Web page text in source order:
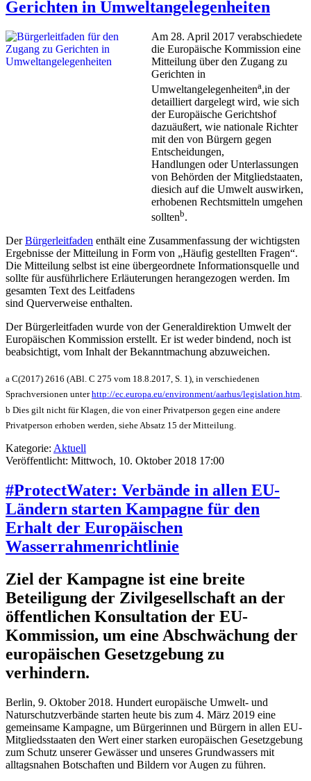
Gerichten in Umweltangelegenheiten
Am 28. April 2017 verabschiedete
die Europäische Kommission eine
Mitteilung über den Zugang zu
Gerichten in
Umweltangelegenheitena,in der
detailliert dargelegt wird, wie sich
der Europäische Gerichtshof
dazuäußert, wie nationale Richter
mit den von Bürgern gegen
Entscheidungen,
Handlungen oder Unterlassungen
von Behörden der Mitgliedstaaten,
diesich auf die Umwelt auswirken,
erhobenen Rechtsmitteln umgehen
solltenb.
DerBürgerleitfaden enthält eine Zusammenfassung der wichtigsten
Ergebnisse der Mitteilung in Form von „Häufig gestellten Fragen“.
Die Mitteilung selbst ist eine übergeordnete Informationsquelle und
sollte für ausführlichere Erläuterungen herangezogen werden. Im
gesamten Text des Leitfadens
sind Querverweise enthalten.
Der Bürgerleitfaden wurde von der Generaldirektion Umwelt der
Europäischen Kommission erstellt. Er ist weder bindend, noch ist
beabsichtigt, vom Inhalt der Bekanntmachung abzuweichen.
a C(2017) 2616 (ABl. C 275 vom 18.8.2017, S. 1), in verschiedenen
Sprachversionen unterhttp://ec.europa.eu/environment/aarhus/legislation.htm.
b Dies gilt nicht für Klagen, die von einer Privatperson gegen eine andere
Privatperson erhoben werden, siehe Absatz 15 der Mitteilung.
Kategorie: Aktuell
Veröffentlicht: Mittwoch, 10. Oktober 2018 17:00
#ProtectWater: Verbände in allen EU-
Ländern starten Kampagne für den
Erhalt der Europäischen
Wasserrahmenrichtlinie
Ziel der Kampagne ist eine breite
Beteiligung der Zivilgesellschaft an der
öffentlichen Konsultation der EU-
Kommission, um eine Abschwächung der
europäischen Gesetzgebung zu
verhindern.
Berlin, 9. Oktober 2018. Hundert europäische Umwelt- und
Naturschutzverbände starten heute bis zum 4. März 2019 eine
gemeinsame Kampagne, um Bürgerinnen und Bürgern in allen EU-
Mitgliedsstaaten den Wert einer starken europäischen Gesetzgebung
zum Schutz unserer Gewässer und unseres Grundwassers mit
alltagsnahen Botschaften und Bildern vor Augen zu führen.